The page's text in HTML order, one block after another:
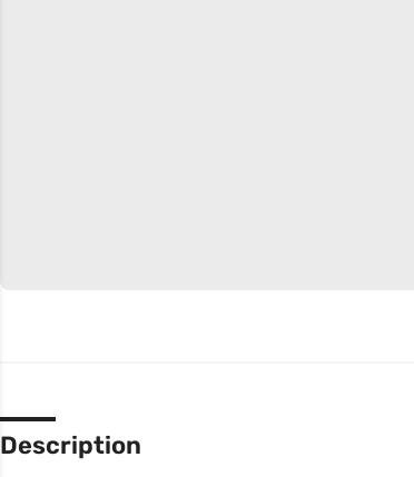
Description